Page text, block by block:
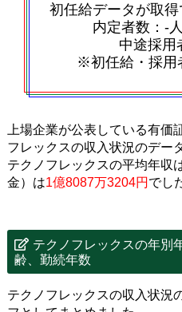
初任給データが取得
内定者数：‐
中途採用
※初任給・採用
上場企業が公表している有価
フレックスの収入状況のデー
テクノフレックスの平均年収
金）は1億8087万3204円 でし
テクノフレックスの年別
齢、勤続年数
テクノフレックスの収入状況